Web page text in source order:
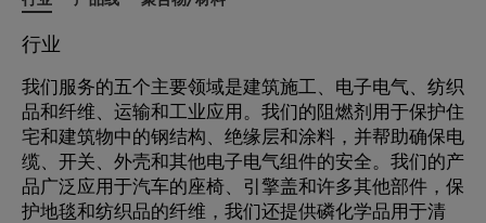
行业
我们服务的五个主要领域是建筑施工、电子电气、纺织
品和纤维、运输和工业应用。我们的阻燃剂用于保护住
宅和建筑物中的钢结构、绝缘层和涂料，并帮助确保电
缆、开关、外壳和其他电子电气组件的安全。我们的产
品广泛应用于汽车的座椅、引擎盖和许多其他部件，保
护地毯和纺织品的纤维，我们还提供磷化学品用于清